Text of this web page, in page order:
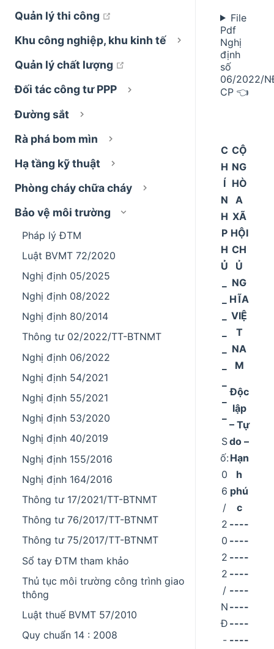
Quản lý thi công
Khu công nghiệp, khu kinh tế
Quản lý chất lượng
open in new window
Đối tác công tư PPP
Đường sắt
Rà phá bom mìn
Hạ tầng kỹ thuật
Phòng cháy chữa cháy
Bảo vệ môi trường
Pháp lý ĐTM
Luật BVMT 72/2020
Nghị định 05/2025
Nghị định 08/2022
Nghị định 80/2014
Thông tư 02/2022/TT-BTNMT
Nghị định 06/2022
Nghị định 54/2021
Nghị định 55/2021
Nghị định 53/2020
Nghị định 40/2019
Nghị định 155/2016
Nghị định 164/2016
Thông tư 17/2021/TT-BTNMT
Thông tư 76/2017/TT-BTNMT
Thông tư 75/2017/TT-BTNMT
Sổ tay ĐTM tham khảo
Thủ tục môi trường công trình giao
thông
Luật thuế BVMT 57/2010
Quy chuẩn 14 : 2008
File
Pdf
Nghị
định
số
06/2022/
CP 👈
C
H
Í
N
H
P
H
Ủ
S
ố:
0
6
/
2
0
2
2
/
N
Đ
-
CỘ
NG
HÒ
A
XÃ
HỘI
CH
Ủ
NG
HĨA
VIỆ
T
NA
M
Độc
lập
– Tự
do –
Hạn
h
phú
c
----
----
----
----
----
----
----
----